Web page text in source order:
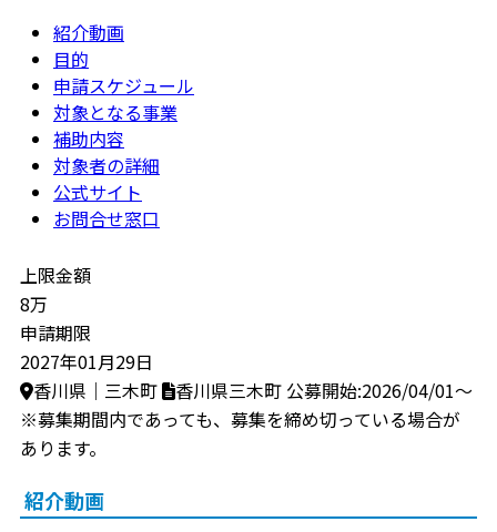
紹介動画
目的
申請スケジュール
対象となる事業
補助内容
対象者の詳細
公式サイト
お問合せ窓口
上限金額
8万
申請期限
2027年01月29日
香川県｜三木町
香川県三木町 公募開始:2026/04/01～
※募集期間内であっても、募集を締め切っている場合が
あります。
紹介動画